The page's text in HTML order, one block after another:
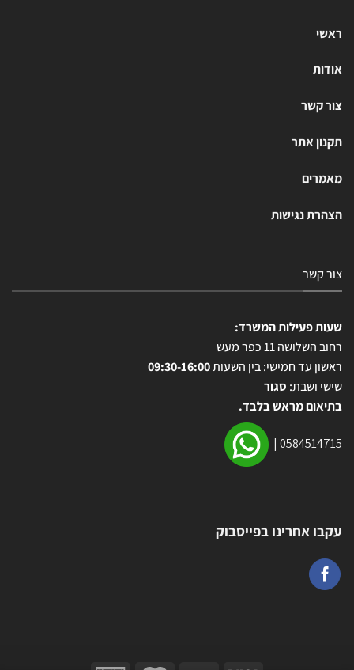
ראשי
אודות
צור קשר
תקנון אתר
מאמרים
הצהרת נגישות
צור קשר
שעות פעילות המשרד:
רחוב השלושה 11 כפר מעש
ראשון עד חמישי: בין השעות09:30-16:00
שישי ושבת: סגור
בתיאום מראש בלבד.
0584514715
|
עקבו אחרינו בפייסבוק